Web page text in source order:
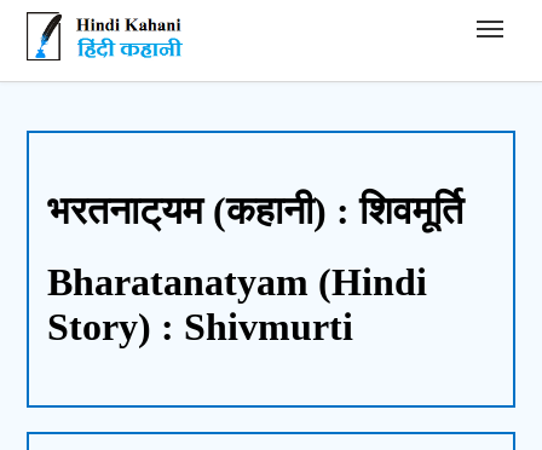
Hindi Kahani - हिंदी कहानी
भरतनाट्‌यम (कहानी) : शिवमूर्ति
Bharatanatyam (Hindi
Story) : Shivmurti